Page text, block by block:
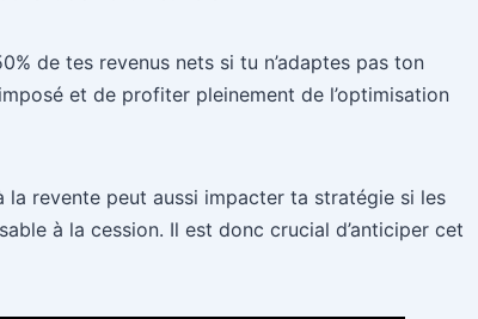
de tes revenus nets si tu n’adaptes pas ton
et de profiter pleinement de l’optimisation
la revente peut aussi impacter ta stratégie si les
à la cession. Il est donc crucial d’anticiper cet